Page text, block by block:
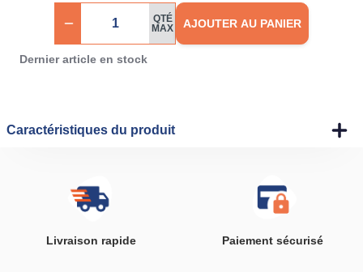
QTÉ
MAX
AJOUTER AU PANIER
Dernier article en stock
Caractéristiques du produit
Livraison rapide Paiement sécurisé